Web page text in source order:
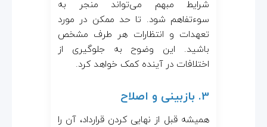
شرایط مبهم می‌تواند منجر به
سوءتفاهم شود. تا حد ممکن در مورد
تعهدات و انتظارات هر طرف مشخص
باشید. این وضوح به جلوگیری از
اختلافات در آینده کمک خواهد کرد.
3. بازبینی و اصلاح
همیشه قبل از نهایی کردن قرارداد، آن را